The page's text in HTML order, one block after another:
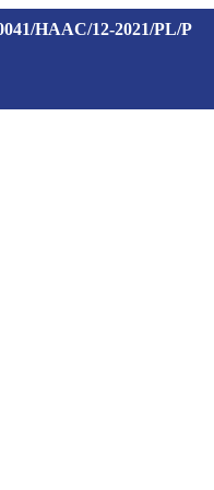
HAAC/12-2021/PL/P